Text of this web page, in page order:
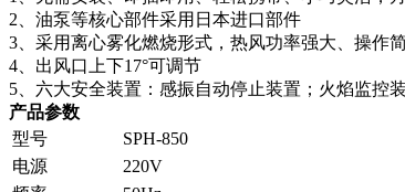
2、油泵等核心部件采用日本进口部件
3、采用离心雾化燃烧形式，热风功率强大、操作
4、出风口上下17°可调节
5、六大安全装置：感振自动停止装置；火焰监控
产品参数
型号
SPH-850
电源
220V